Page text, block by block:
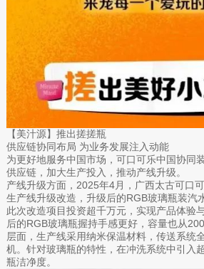
【美汁源】推出搓搓瓶
供应链协同布局 为业务发展注入动能
为更好地服务中国市场，可口可乐中国协同
供应链，加大生产投入，推动产线升级。
产线升级方面，2025年4月，广西太古可口
生产线升级改造，升级后的RGB玻璃瓶装汽
此次改造项目投资超千万元，实现产品体验
后的RGB玻璃瓶握持手感更好，容量也从
层面，生产线采用纳米保温材料，传送系统
机。针对玻璃瓶的特性，在冲洗系统中引入
瓶洁净度。